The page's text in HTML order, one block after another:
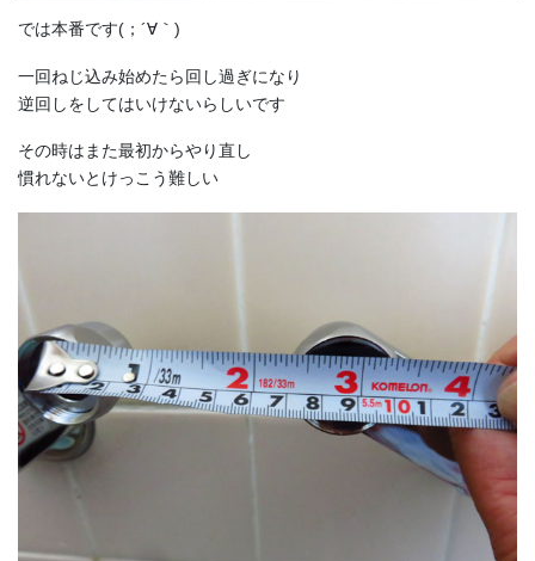
では本番です(；´∀｀)
一回ねじ込み始めたら回し過ぎになり
逆回しをしてはいけないらしいです
その時はまた最初からやり直し
慣れないとけっこう難しい